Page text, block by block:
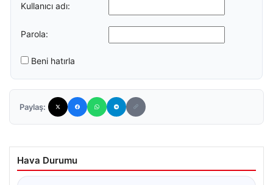
Kullanıcı adı:
Parola:
Beni hatırla
Paylaş:
Hava Durumu